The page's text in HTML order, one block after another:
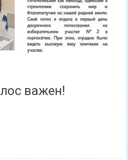
важен!